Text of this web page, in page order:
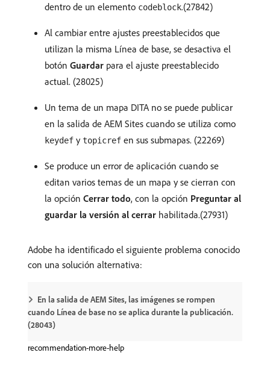
dentro de un elemento codeblock.(27842)
Al cambiar entre ajustes preestablecidos que
utilizan la misma Línea de base, se desactiva el
botón Guardar para el ajuste preestablecido
actual. (28025)
Un tema de un mapa DITA no se puede publicar
en la salida de AEM Sites cuando se utiliza como
keydef ytopicref en sus submapas. (22269)
Se produce un error de aplicación cuando se
editan varios temas de un mapa y se cierran con
la opción Cerrar todo, con la opción Preguntar al
guardar la versión al cerrar habilitada.(27931)
Adobe ha identificado el siguiente problema conocido
con una solución alternativa:
En la salida de AEM Sites, las imágenes se rompen
cuando Línea de base no se aplica durante la publicación.
(28043)
recommendation-more-help